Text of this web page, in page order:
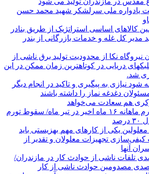
یادواره ملی سرلشکر شهید محمد حسن
کالاهای اساسی استراتژیک از طریق بنادر
مدیر کل غله و خدمات بازرگانی از بندر
نیروگاه نکا از محدودیت تولید برق ناشی از
دریایی در کوتاهترین زمان ممکن در این
شد.
شود نیازی به پیگیری و تاکید در انجام دیگر
دغدغه نماز را داشته باشند
هم سعادت می‌خواهد
ثبت کمترین تورم ماهانه ۱۶ ماه اخیر در تیر ماه/ سقوط تورم
یکی از کارهای مهم بهزیستی باید
تجهیزات معلولان و تقدیر از
آنها
۳۴ درصدی تلفات ناشی از حوادث كار در مازندران/